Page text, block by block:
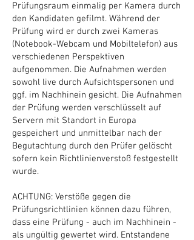
Prüfungsraum einmalig per Kamera durch
den Kandidaten gefilmt. Während der
Prüfung wird er durch zwei Kameras
(Notebook-Webcam und Mobiltelefon) aus
verschiedenen Perspektiven
aufgenommen. Die Aufnahmen werden
sowohl live durch Aufsichtspersonen und
ggf. im Nachhinein gesicht. Die Aufnahmen
der Prüfung werden verschlüsselt auf
Servern mit Standort in Europa
gespeichert und unmittelbar nach der
Begutachtung durch den Prüfer gelöscht
sofern kein Richtlinienverstoß festgestellt
wurde.
ACHTUNG: Verstöße gegen die
Prüfungsrichtlinien können dazu führen,
dass eine Prüfung - auch im Nachhinein -
als ungültig gewertet wird. Entstandene